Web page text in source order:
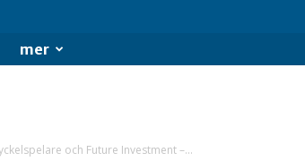
mer
och Future Investment –...